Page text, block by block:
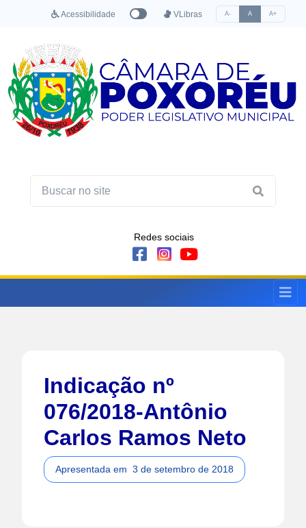
Acessibilidade VLibras A- A A+
Redes sociais
Indicação nº
076/2018-Antônio
Carlos Ramos Neto
Apresentada em 3 de setembro de 2018